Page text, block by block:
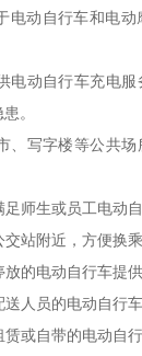
电动自行车和电
电动自行车充电
。
、写字楼等公共
师生或员工电动
站附近，方便换乘
的电动自行车提供
人员的电动自行
或自带的电动自行